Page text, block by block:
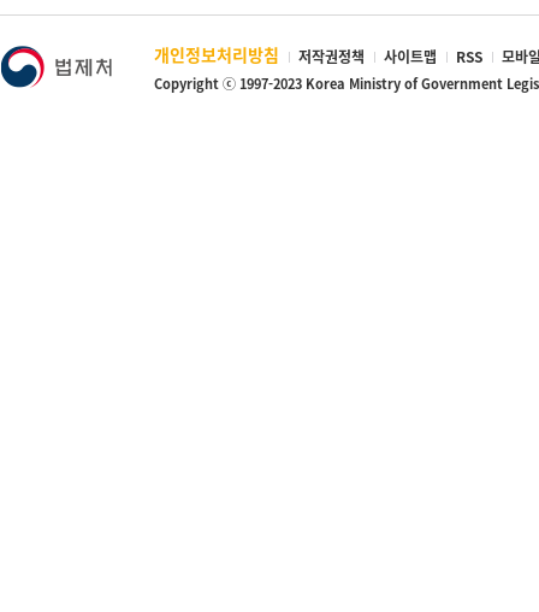
개인정보처리방침 저작권정책 사이트맵 RSS 모바
Copyright ⓒ 1997-2023 Korea Ministry of Government